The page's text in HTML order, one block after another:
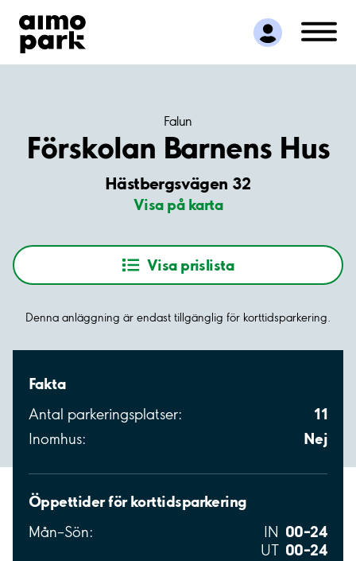
Hitta parkering
Samarbete
Kundservice
Falun
Förskolan Barnens Hus
Hästbergsvägen 32
Visa på karta
Visa prislista
Denna anläggning är endast tillgänglig för korttidsparkering.
Fakta
Antal parkeringsplatser: 11
Inomhus: Nej
Öppettider för korttidsparkering
Mån–Sön: IN 00–24
UT 00–24